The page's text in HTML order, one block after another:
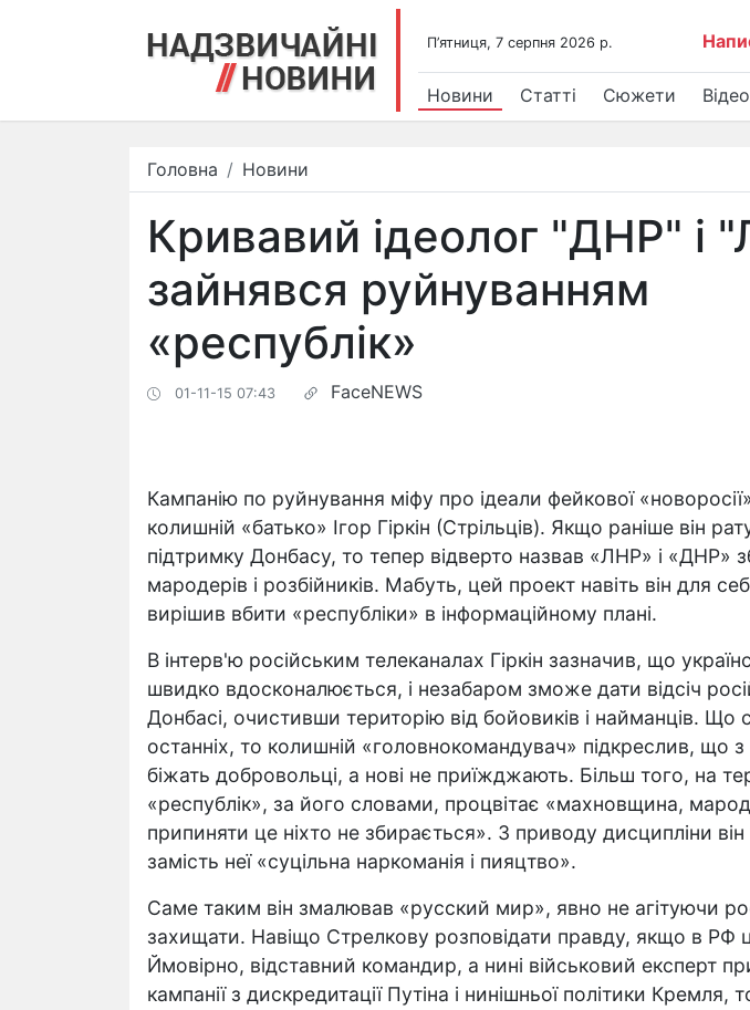
П’ятниця, 7 серпня 2026 р.
Новини Статті Сюжети
Головна Новини
Кривавий ідеолог "ДНР" і
зайнявся руйнуванням
«республік»
01-11-15 07:43 FaceNEWS
Кампанію по руйнування міфу про ідеали фейкової
колишній «батько» Ігор Гіркін (Стрільців). Якщо раніше він
підтримку Донбасу, то тепер відверто назвав «ЛНР» і «ДНР»
мародерів і розбійників. Мабуть, цей проект навіть він для
вирішив вбити «республіки» в інформаційному плані.
В інтерв'ю російським телеканалах Гіркін зазначив, що
швидко вдосконалюється, і незабаром зможе дати відсіч
Донбасі, очистивши територію від бойовиків і найманців. Що
останніх, то колишній «головнокомандувач» підкреслив, що
біжать добровольці, а нові не приїжджають. Більш того, на
«республік», за його словами, процвітає «махновщина,
припиняти це ніхто не збирається». З приводу дисципліни
замість неї «суцільна наркоманія і пияцтво».
Саме таким він змалював «русский мир», явно не агітуючи
захищати. Навіщо Стрелкову розповідати правду, якщо в РФ
Ймовірно, відставний командир, а нині військовий експерт
кампанії з дискредитації Путіна і нинішньої політики Кремля,